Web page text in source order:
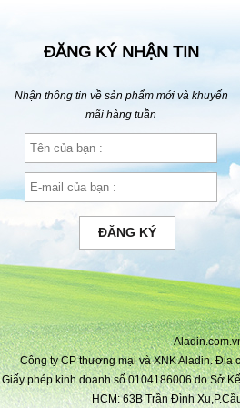
ĐĂNG KÝ NHẬN TIN
Nhận thông tin về sản phẩm mới và khuyến
mãi hàng tuần
ĐĂNG KÝ
Công ty CP thương mại và XNK Aladin. Địa
Giấy phép kinh doanh số 0104186006 do Sở
HCM: 63B Trần Đình